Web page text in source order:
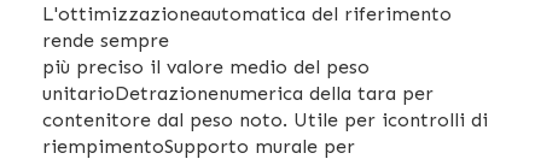
L'ottimizzazioneautomatica del riferimento
rende sempre
più preciso il valore medio del peso
unitarioDetrazionenumerica della tara per
contenitore dal peso noto. Utile per icontrolli di
riempimentoSupporto murale per